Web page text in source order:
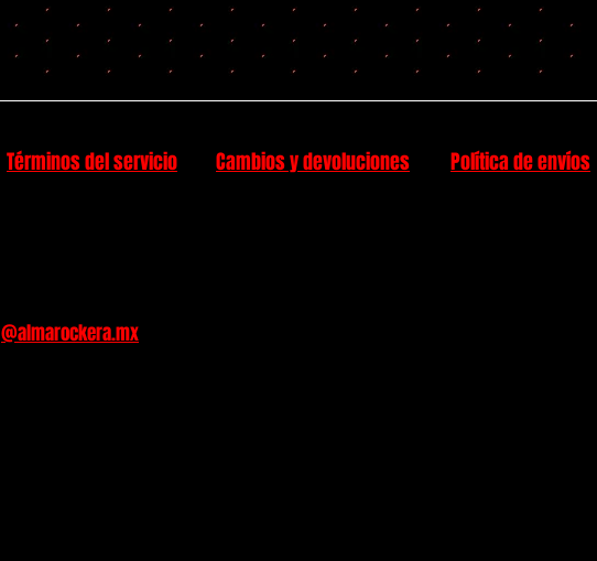
Términos del servicio Cambios y devoluciones Política de envíos
@almarockera.mx